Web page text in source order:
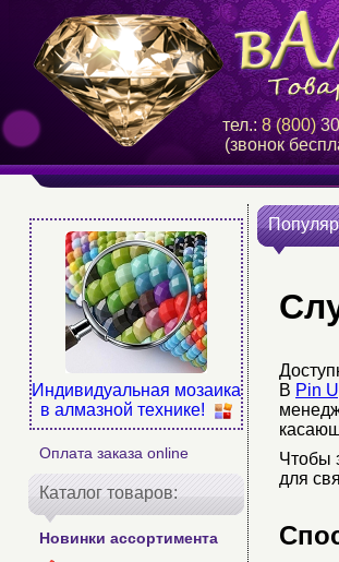
тел.:8 (800)
(звонок
Индивидуальная мозаика
в алмазной технике!
Оплата заказа online
Каталог товаров:
Новинки ассортимента
В Pin
Чтобы
для